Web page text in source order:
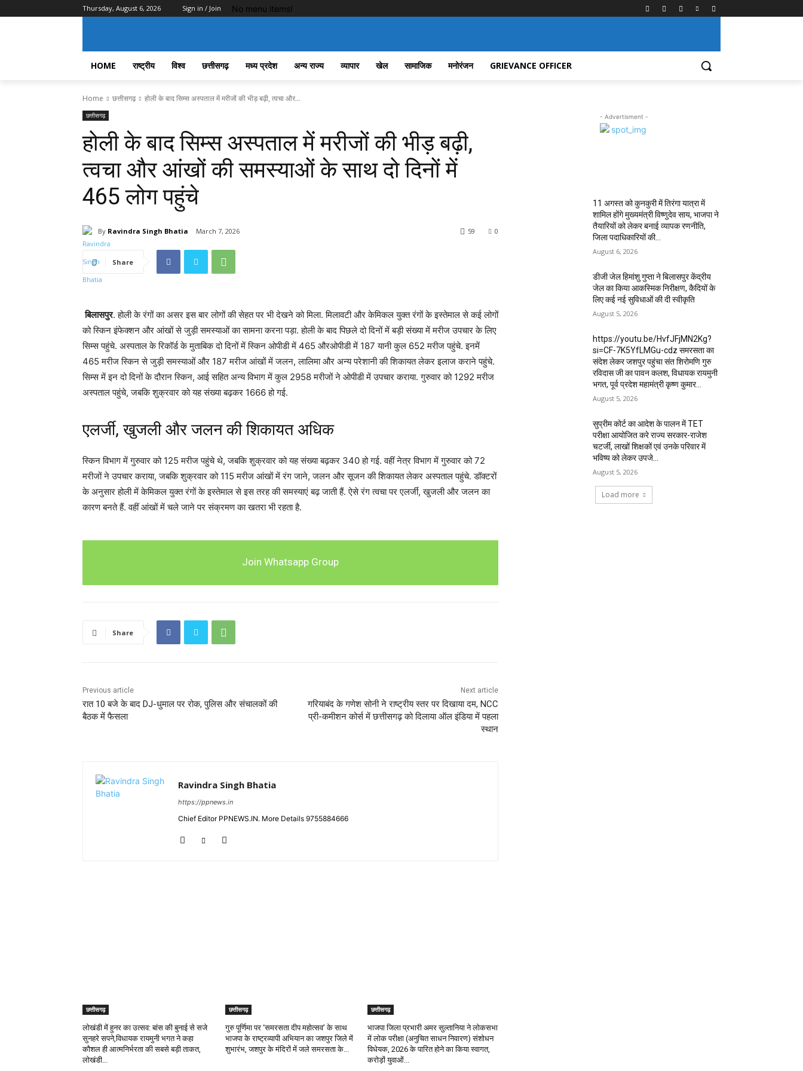
Thursday, August 6, 2026 Sign in / Join No menu items!
HOME राष्ट्रीय विश्व छत्तीसगढ़ मध्य प्रदेश अन्य राज्य व्यापार खेल सामाजिक मनोरंजन GRIEVANCE OFFICER
Home छत्तीसगढ़ होली के बाद सिम्स अस्पताल में मरीजों की भीड़ बढ़ी, त्वचा और...
छत्तीसगढ़
होली के बाद सिम्स अस्पताल में मरीजों की भीड़ बढ़ी,
त्वचा और आंखों की समस्याओं के साथ दो दिनों में
465 लोग पहुंचे
By Ravindra Singh Bhatia March 7, 2026 0
59
Share
बिलासपुर. होली के रंगों का असर इस बार लोगों की सेहत पर भी देखने को मिला. मिलावटी और केमिकल युक्त रंगों के इस्तेमाल से कई लोगों
को स्किन इंफेक्शन और आंखों से जुड़ी समस्याओं का सामना करना पड़ा. होली के बाद पिछले दो दिनों में बड़ी संख्या में मरीज उपचार के लिए
सिम्स पहुंचे. अस्पताल के रिकॉर्ड के मुताबिक दो दिनों में स्किन ओपीडी में 465 औरओपीडी में 187 यानी कुल 652 मरीज पहुंचे. इनमें
465 मरीज स्किन से जुड़ी समस्याओं और 187 मरीज आंखों में जलन, लालिमा और अन्य परेशानी की शिकायत लेकर इलाज कराने पहुंचे.
सिम्स में इन दो दिनों के दौरान स्किन, आई सहित अन्य विभाग में कुल 2958 मरीजों ने ओपीडी में उपचार कराया. गुरुवार को 1292 मरीज
अस्पताल पहुंचे, जबकि शुक्रवार को यह संख्या बढ़कर 1666 हो गई.
एलर्जी, खुजली और जलन की शिकायत अधिक
स्किन विभाग में गुरुवार को 125 मरीज पहुंचे थे, जबकि शुक्रवार को यह संख्या बढ़कर 340 हो गई. वहीं नेत्र विभाग में गुरुवार को 72
मरीजों ने उपचार कराया, जबकि शुक्रवार को 115 मरीज आंखों में रंग जाने, जलन और सूजन की शिकायत लेकर अस्पताल पहुंचे. डॉक्टरों
के अनुसार होली में केमिकल युक्त रंगों के इस्तेमाल से इस तरह की समस्याएं बढ़ जाती हैं. ऐसे रंग त्वचा पर एलर्जी, खुजली और जलन का
कारण बनते हैं. वहीं आंखों में चले जाने पर संक्रमण का खतरा भी रहता है.
Join Whatsapp Group
Share
Previous article
रात 10 बजे के बाद DJ-धुमाल पर रोक, पुलिस और संचालकों की
बैठक में फैसला
Next article
गरियाबंद के गणेश सोनी ने राष्ट्रीय स्तर पर दिखाया दम, NCC
प्री-कमीशन कोर्स में छत्तीसगढ़ को दिलाया ऑल इंडिया में पहला
स्थान
Ravindra Singh Bhatia
https://ppnews.in
Chief Editor PPNEWS.IN. More Details 9755884666
छत्तीसगढ़
लोखंडी में हुनर का उत्सव: बांस की बुनाई से सजे
सुनहरे सपने,विधायक रायमुनी भगत ने कहा
कौशल ही आत्मनिर्भरता की सबसे बड़ी ताकत,
लोखंडी...
छत्तीसगढ़
गुरु पूर्णिमा पर ‘समरसता दीप महोत्सव’ के साथ
भाजपा के राष्ट्रव्यापी अभियान का जशपुर जिले में
शुभारंभ, जशपुर के मंदिरों में जले समरसता के...
छत्तीसगढ़
भाजपा जिला प्रभारी अमर सुल्तानिया ने लोकसभा
में लोक परीक्षा (अनुचित साधन निवारण) संशोधन
विधेयक, 2026 के पारित होने का किया स्वागत,
करोड़ों युवाओं...
- Advertisment -
11 अगस्त को कुनकुरी में तिरंगा यात्रा में
शामिल होंगे मुख्यमंत्री विष्णुदेव साय, भाजपा ने
तैयारियों को लेकर बनाई व्यापक रणनीति,
जिला पदाधिकारियों की...
August 6, 2026
डीजी जेल हिमांशु गुप्ता ने बिलासपुर केंद्रीय
जेल का किया आकस्मिक निरीक्षण, कैदियों के
लिए कई नई सुविधाओं की दी स्वीकृति
August 5, 2026
https://youtu.be/HvfJFjMN2Kg?
si=CF-7K5YfLMGu-cdz समरसता का
संदेश लेकर जशपुर पहुंचा संत शिरोमणि गुरु
रविदास जी का पावन कलश, विधायक रायमुनी
भगत, पूर्व प्रदेश महामंत्री कृष्ण कुमार...
August 5, 2026
सुप्रीम कोर्ट का आदेश के पालन में TET
परीक्षा आयोजित करे राज्य सरकार-राजेश
चटर्जी, लाखों शिक्षकों एवं उनके परिवार में
भविष्य को लेकर उपजे...
August 5, 2026
Load more